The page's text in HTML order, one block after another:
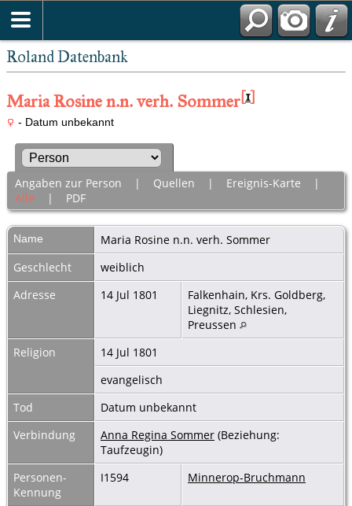
Roland Datenbank
Maria Rosine n.n. verh. Sommer[1]
- Datum unbekannt
Angaben zur Person | Quellen | Ereignis-Karte |
Alle | PDF
Name Maria Rosine n.n. verh. Sommer
Geschlecht
weiblich
Adresse
14 Jul 1801
Falkenhain, Krs. Goldberg,
Liegnitz, Schlesien,
Preussen
Religion
14 Jul 1801
evangelisch
Tod
Datum unbekannt
Verbindung
Anna Regina Sommer (Beziehung:
Taufzeugin)
Personen-
Kennung
I1594 Minnerop-Bruchmann